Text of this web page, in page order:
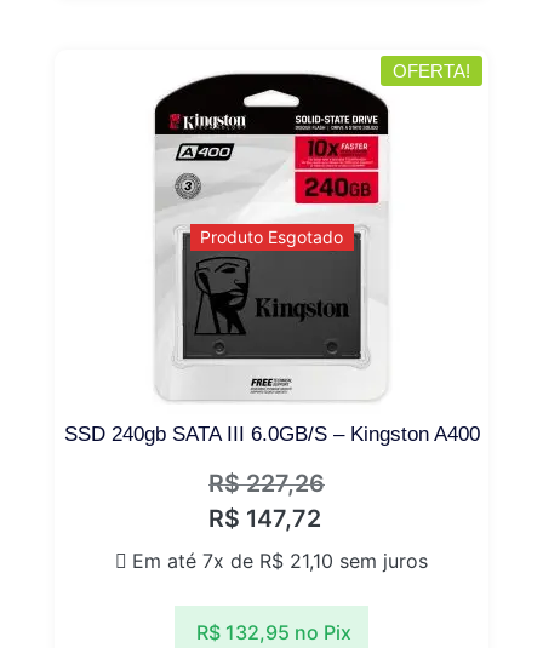
OFERTA!
Produto Esgotado
SSD 240gb SATA III 6.0GB/S – Kingston A400
R$227,26
R$ 147,72
Em até 7x de R$ 21,10 sem juros
R$ 132,95 no Pix